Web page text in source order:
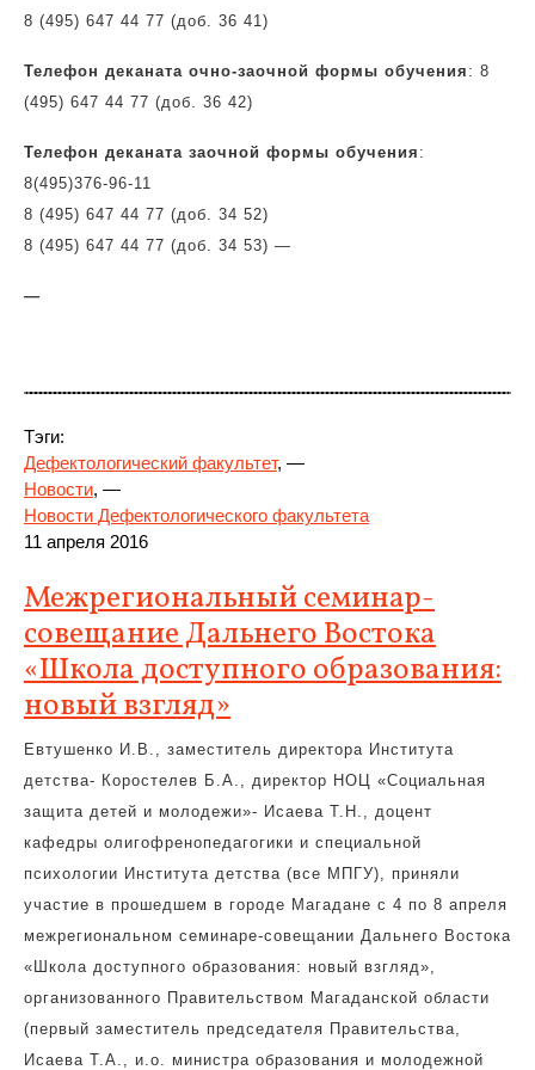
8 (495) 647 44 77 (доб. 36 41)
Телефон деканата очно-заочной формы обучения : 8
(495) 647 44 77 (доб. 36 42)
Телефон деканата заочной формы обучения :
8(495)376-96-11
8 (495) 647 44 77 (доб. 34 52)
8 (495) 647 44 77 (доб. 34 53) —
—
Тэги:
Дефектологический факультет, —
Новости, —
Новости Дефектологического факультета
11 апреля 2016
Межрегиональный семинар-
совещание Дальнего Востока
«Школа доступного образования:
новый взгляд»
Евтушенко И.В., заместитель директора Института
детства- Коростелев Б.А., директор НОЦ «Социальная
защита детей и молодежи»- Исаева Т.Н., доцент
кафедры олигофренопедагогики и специальной
психологии Института детства (все МПГУ), приняли
участие в прошедшем в городе Магадане с 4 по 8 апреля
межрегиональном семинаре-совещании Дальнего Востока
«Школа доступного образования: новый взгляд»,
организованного Правительством Магаданской области
(первый заместитель председателя Правительства,
Исаева Т.А., и.о. министра образования и молодежной